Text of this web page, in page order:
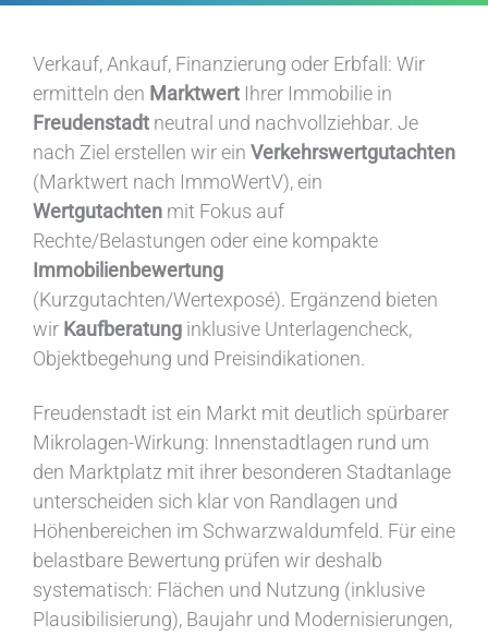
Verkauf, Ankauf, Finanzierung oder Erbfall: Wir
ermitteln den Marktwert Ihrer Immobilie in
Freudenstadt neutral und nachvollziehbar. Je
nach Ziel erstellen wir ein Verkehrswertgutachten
(Marktwert nach ImmoWertV), ein
Wertgutachten mit Fokus auf
Rechte/Belastungen oder eine kompakte
Immobilienbewertung
(Kurzgutachten/Wertexposé). Ergänzend bieten
wir Kaufberatung inklusive Unterlagencheck,
Objektbegehung und Preisindikationen.
Freudenstadt ist ein Markt mit deutlich spürbarer
Mikrolagen-Wirkung: Innenstadtlagen rund um
den Marktplatz mit ihrer besonderen Stadtanlage
unterscheiden sich klar von Randlagen und
Höhenbereichen im Schwarzwaldumfeld. Für eine
belastbare Bewertung prüfen wir deshalb
systematisch: Flächen und Nutzung (inklusive
Plausibilisierung), Baujahr und Modernisierungen,